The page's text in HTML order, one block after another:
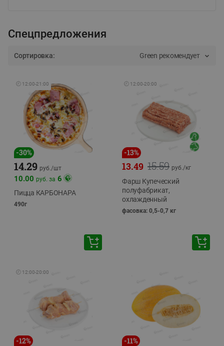
Спецпредложения
Сортировка: Green рекомендует
🕘 12:00-21:00
-30%
14.29 руб./шт
10.00 руб. за 6
Пицца КАРБОНАРА
490г
🕘 12:00-20:00
-13%
15.59
13.49 руб./кг
Фарш Купеческий
полуфабрикат,
охлажденный
фасовка: 0,5-0,7 кг
🕘 12:00-20:00
-12% -11%